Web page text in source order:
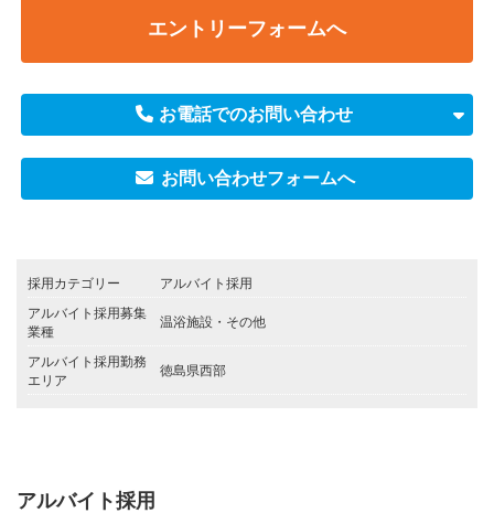
エントリーフォームへ
お電話でのお問い合わせ
お問い合わせフォームへ
採用カテゴリー
アルバイト採用
アルバイト採用募集
業種
温浴施設・その他
アルバイト採用勤務
エリア
徳島県西部
アルバイト採用